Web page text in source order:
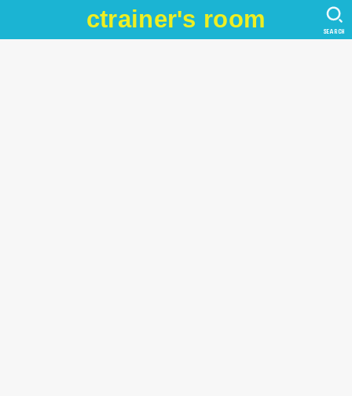
ctrainer's room SEARCH